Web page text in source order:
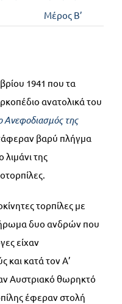
Μέρος Β’
1941 που τα
ανατολικά του
Ανεφοδιασμός της
βαρύ πλήγμα
της
τορπίλες με
δυο ανδρών που
είχαν
και κατά τον Α’
Αυστριακό θωρηκτό
έφεραν στολή